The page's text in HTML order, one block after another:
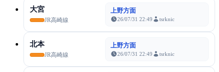
大宮
JR高崎線
上野方面
26/07/31 22:49 tsrknic
北本
JR高崎線
上野方面
26/07/31 22:49 tsrknic